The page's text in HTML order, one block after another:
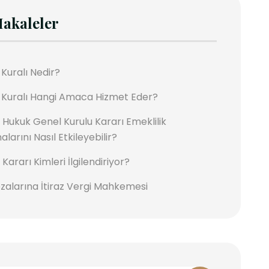
Nedir?
Kuralı Hangi Amaca Hizmet Eder?
Genel Kurulu Kararı Emeklilik
Nasıl Etkileyebilir?
Kararı Kimleri İlgilendiriyor?
İtiraz Vergi Mahkemesi